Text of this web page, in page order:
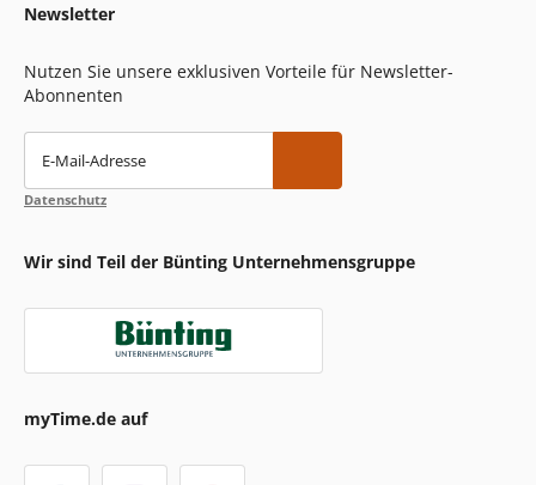
Newsletter
Nutzen Sie unsere exklusiven Vorteile für Newsletter-
Abonnenten
E-Mail-Adresse
Datenschutz
Wir sind Teil der Bünting Unternehmensgruppe
myTime.de auf